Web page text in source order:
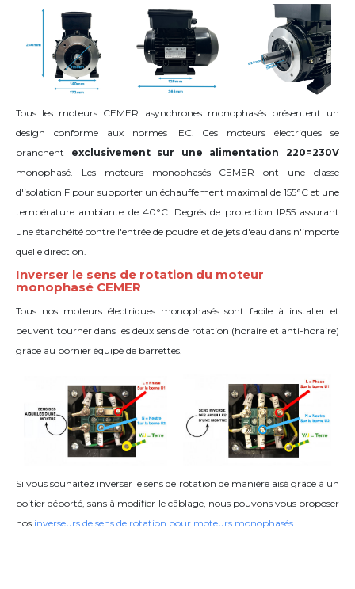
Tous les moteurs CEMER asynchrones monophasés présentent un
design conforme aux normes IEC. Ces moteurs électriques se
branchent exclusivement sur une alimentation 220=230V
monophasé. Les moteurs monophasés CEMER ont une classe
d'isolation F pour supporter un échauffement maximal de 155°C et une
température ambiante de 40°C. Degrés de protection IP55 assurant
une étanchéité contre l'entrée de poudre et de jets d'eau dans n'importe
quelle direction.
Inverser le sens de rotation du moteur
monophasé CEMER
Tous nos moteurs électriques monophasés sont facile à installer et
peuvent tourner dans les deux sens de rotation (horaire et anti-horaire)
grâce au bornier équipé de barrettes.
Si vous souhaitez inverser le sens de rotation de manière aisé grâce à un
boitier déporté, sans à modifier le câblage, nous pouvons vous proposer
nos inverseurs de sens de rotation pour moteurs monophasés.